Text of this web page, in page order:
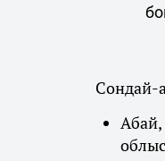
Сондай-